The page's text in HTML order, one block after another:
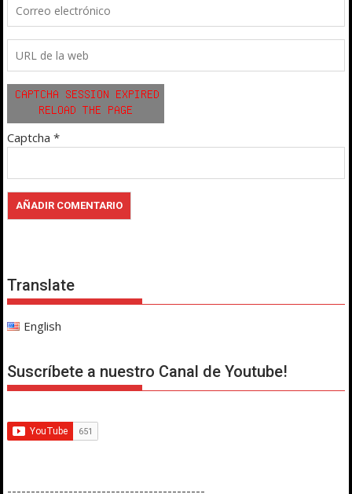
Captcha *
Translate
English
Suscríbete a nuestro Canal de Youtube!
------------------------------------------